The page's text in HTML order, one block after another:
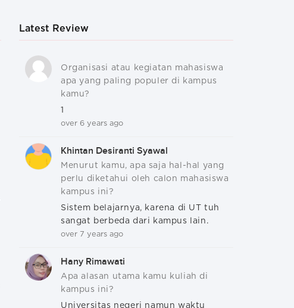
Latest Review
Organisasi atau kegiatan mahasiswa
apa yang paling populer di kampus
kamu?
1
over 6 years ago
Khintan Desiranti Syawal
Menurut kamu, apa saja hal-hal yang
perlu diketahui oleh calon mahasiswa
kampus ini?
Sistem belajarnya, karena di UT tuh
sangat berbeda dari kampus lain.
over 7 years ago
Hany Rimawati
Apa alasan utama kamu kuliah di
kampus ini?
Universitas negeri namun waktu